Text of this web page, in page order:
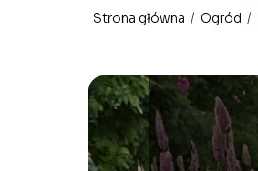
Strona główna / Ogród /